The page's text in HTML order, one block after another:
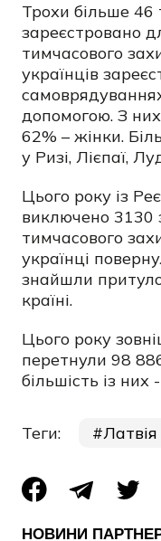
Трохи більше 46
зареєстровано
тимчасового
українців
допомогою. З
62% – жінки.
у Ризі, Лієпаї,
Цього року із
виключено 3130
тимчасового
українці
знайшли
країні.
Цього року
перетнули 98
більшість із
Теги: Латвія